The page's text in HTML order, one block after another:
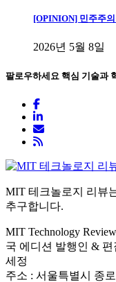
[OPINION] 민주주
2026년 5월 8일
팔로우하세요 핵심 기술과
MIT 테크놀로지 리뷰
추구합니다.
MIT Technology
국 에디션 발행인 & 편
세정
주소 : 서울특별시 종